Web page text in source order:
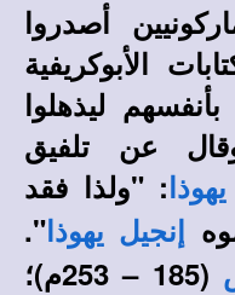
أصدروا
الأبوكريفية
ليذهلوا
عن تلفيق
: "ولذا فقد
إنجيل يهوذا ".
(185 – 253م)؛